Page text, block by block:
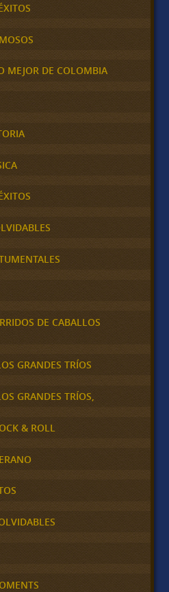
MEJOR DE COLOMBIA
DE CABALLOS
GRANDES TRÍOS
GRANDES TRÍOS,
& ROLL